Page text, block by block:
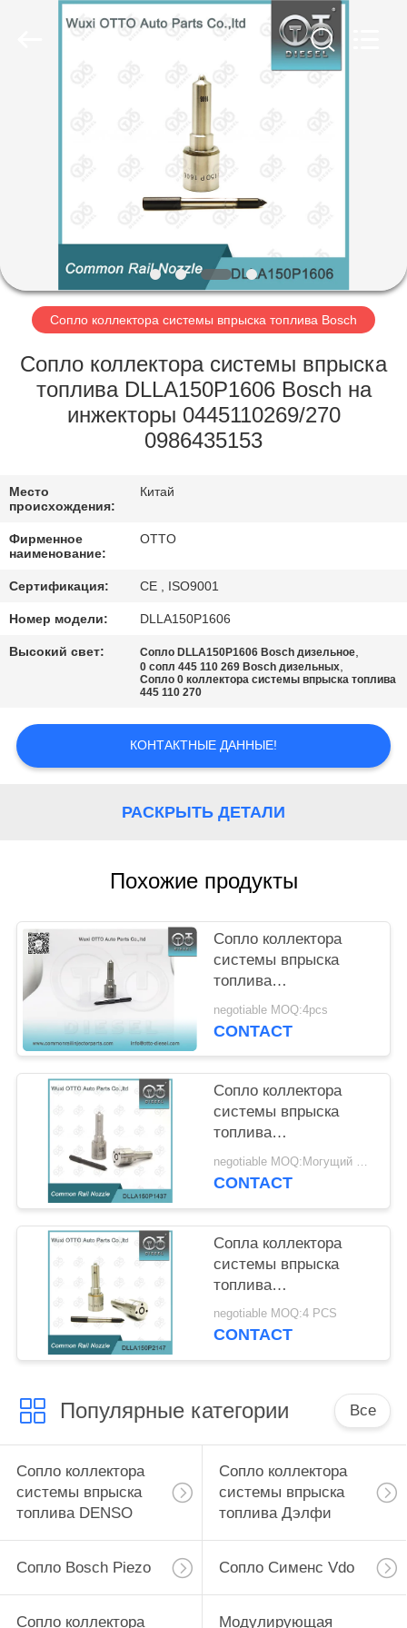
ЭКСКУРСИЯ
ПО
ЗАВОДУ
КОНТРОЛЬ
СВЯЖИТЕСЬ
С
НАМИ
ЗАПРОСИТЕ
ЦИТАТУ
САЙТА
Сопло коллектора системы впрыска топлива Bosch
Сопло коллектора системы впрыска
топлива DLLA150P1606 Bosch на
инжекторы 0445110269/270
0986435153
Место
происхождения:
Китай
Фирменное
наименование:
OTTO
Сертификация: CE , ISO9001
Номер модели: DLLA150P1606
Высокий свет: Сопло DLLA150P1606 Bosch дизельное,
0 сопл 445 110 269 Bosch дизельных,
Сопло 0 коллектора системы впрыска топлива
445 110 270
КОНТАКТНЫЕ ДАННЫЕ!
РАСКРЫТЬ ДЕТАЛИ
Похожие продукты
Сопло коллектора
системы впрыска
топлива
DSLA150P1247 на
инжекторы 0
negotiable MOQ:4pcs
CONTACT
Сопло коллектора
системы впрыска
топлива
DLLA150P1437 на
инжекторы
negotiable MOQ:Могущий быть предметом переговоров
CONTACT
Сопла коллектора
системы впрыска
топлива
DLLA150P2147 Bosch
на инжекторы 0 445
negotiable MOQ:4 PCS
CONTACT
Популярные категории Все
Сопло коллектора
системы впрыска
топлива DENSO
Сопло коллектора
системы впрыска
топлива Дэлфи
Сопло Bosch Piezo Сопло Сименс Vdo
Сопло коллектора Модулирующая